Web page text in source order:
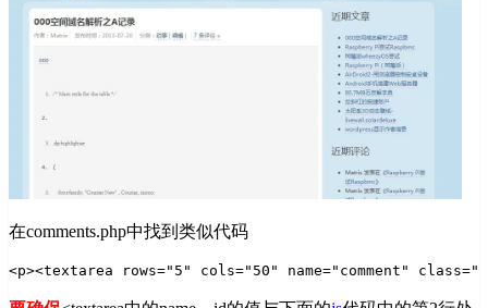
在comments.php中找到类似代码
<p><textarea rows="5" cols="50" name="comment"